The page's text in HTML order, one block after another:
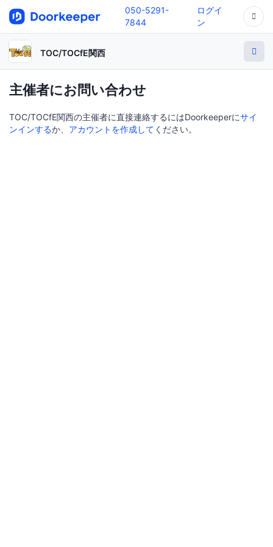
050-5291-
7844
ログイ
ン
TOC/TOCfE関西
主催者にお問い合わせ
TOC/TOCfE関西の主催者に直接連絡するにはDoorkeeperにサイ
ンインするか、 アカウントを作成して ください。